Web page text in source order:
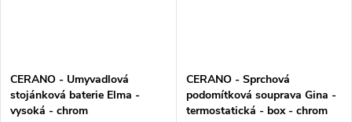
CERANO - Umyvadlová
stojánková baterie Elma -
vysoká - chrom
CERANO - Sprchová
podomítková souprava Gina -
termostatická - box - chrom